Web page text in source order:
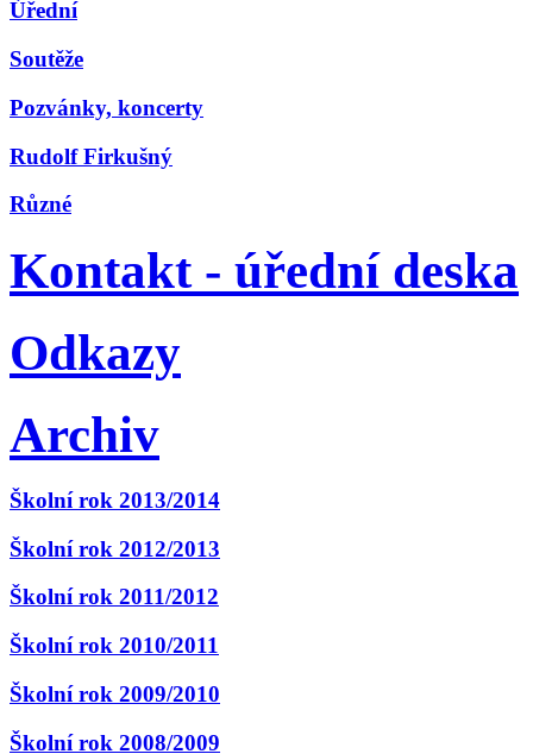
Úřední
Soutěže
Pozvánky, koncerty
Rudolf Firkušný
Různé
Kontakt - úřední deska
Odkazy
Archiv
Školní rok 2013/2014
Školní rok 2012/2013
Školní rok 2011/2012
Školní rok 2010/2011
Školní rok 2009/2010
Školní rok 2008/2009